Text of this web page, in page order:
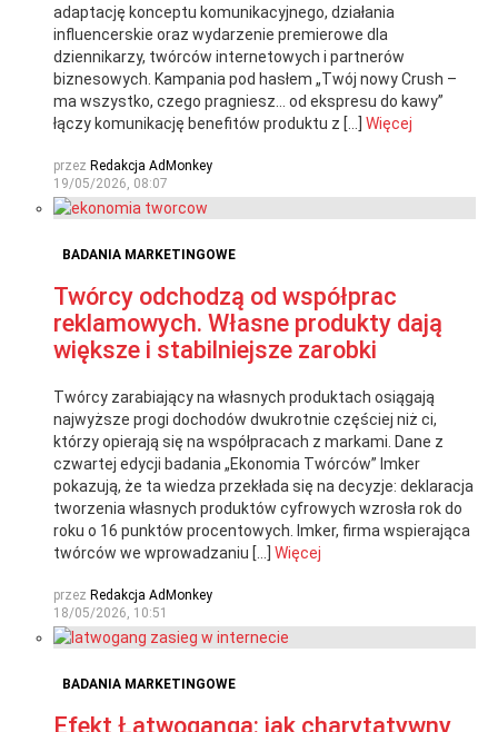
adaptację konceptu komunikacyjnego, działania
influencerskie oraz wydarzenie premierowe dla
dziennikarzy, twórców internetowych i partnerów
biznesowych. Kampania pod hasłem „Twój nowy Crush –
ma wszystko, czego pragniesz… od ekspresu do kawy”
łączy komunikację benefitów produktu z […] Więcej
przez Redakcja AdMonkey
19/05/2026, 08:07
BADANIA MARKETINGOWE
Twórcy odchodzą od współprac
reklamowych. Własne produkty dają
większe i stabilniejsze zarobki
Twórcy zarabiający na własnych produktach osiągają
najwyższe progi dochodów dwukrotnie częściej niż ci,
którzy opierają się na współpracach z markami. Dane z
czwartej edycji badania „Ekonomia Twórców” Imker
pokazują, że ta wiedza przekłada się na decyzje: deklaracja
tworzenia własnych produktów cyfrowych wzrosła rok do
roku o 16 punktów procentowych. Imker, firma wspierająca
twórców we wprowadzaniu […] Więcej
przez Redakcja AdMonkey
18/05/2026, 10:51
BADANIA MARKETINGOWE
Efekt Łatwoganga: jak charytatywny